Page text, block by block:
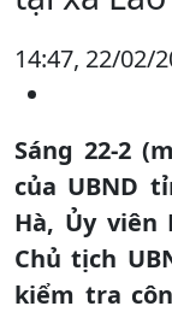
14:47, 22/02/
Sáng 22-2
của UBND
Hà, Ủy viên
Chủ tịch
kiểm tra